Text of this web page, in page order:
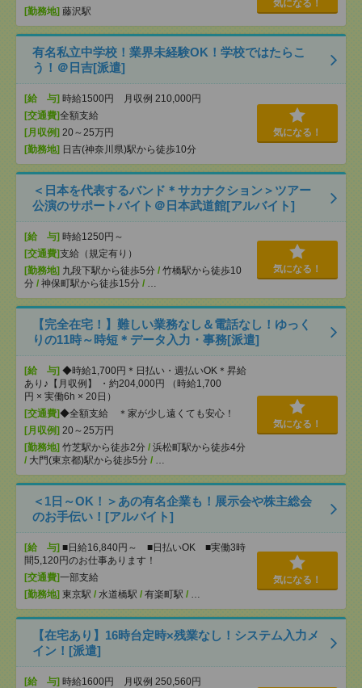
[勤務地] 藤沢駅
気になる！
有名私立中学校！業界未経験OK！学校ではたらこ
う！＠日吉[派遣]
[給 与] 時給1500円 月収例 210,000円
[交通費]全額支給
[月収例] 20～25万円
[勤務地] 日吉(神奈川県)駅から徒歩10分
気になる！
＜日本を代表するバンド＊サカナクション＞ツアー
公演のサポートバイト＠日本武道館[アルバイト]
[給 与] 時給1250円～
[交通費]支給（規定有り）
[勤務地] 九段下駅から徒歩5分 / 竹橋駅から徒歩10
分 / 神保町駅から徒歩15分 / …
気になる！
【完全在宅！】難しい業務なし＆電話なし！ゆっく
りの11時～時短＊データ入力・事務[派遣]
[給 与] ◆時給1,700円＊日払い・週払いOK＊昇給
あり♪【月収例】 ・約204,000円 （時給1,700
円 × 実働6h × 20日）
[交通費]◆全額支給 ＊家が少し遠くても安心！
[月収例] 20～25万円
[勤務地] 竹芝駅から徒歩2分 / 浜松町駅から徒歩4分
/ 大門(東京都)駅から徒歩5分 / …
気になる！
＜1日～OK！＞あの有名企業も！展示会や株主総会
のお手伝い！[アルバイト]
[給 与] ■日給16,840円～ ■日払いOK ■実働3時
間5,120円のお仕事あります！
[交通費]一部支給
[勤務地] 東京駅 / 水道橋駅 / 有楽町駅 / …
気になる！
【在宅あり】16時台定時×残業なし！システム入力メ
イン！[派遣]
[給 与] 時給1600円 月収例 250,560円